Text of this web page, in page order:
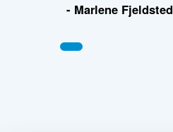
- Marlene Fjeldsted